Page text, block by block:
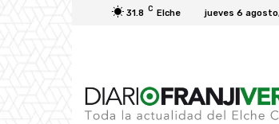
31.8 C Elche jueves 6